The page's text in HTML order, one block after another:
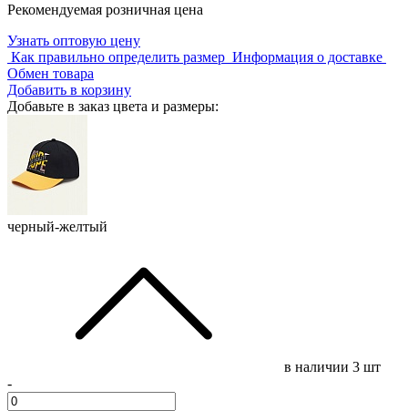
Рекомендуемая розничная цена
Узнать оптовую цену
Как правильно определить размер Информация о доставке
Обмен товара
Добавить в корзину
Добавьте в заказ цвета и размеры:
черный-желтый
в наличии 3 шт
-